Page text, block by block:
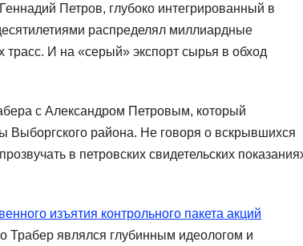
Петров, глубоко интегрированный в
распределял миллиардные
И на «серый» экспорт сырья в обход
с Александром Петровым, который
Выборгского района. Не говоря о вскрывшихся
в петровских свидетельских
изъятия контрольного пакета акций
Трабер являлся глубинным идеологом и